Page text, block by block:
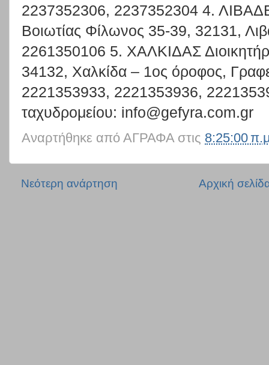
2237352306, 2237352304 4.
Βοιωτίας Φίλωνος 35-39, 32131,
2261350106 5. ΧΑΛΚΙΔΑΣ
34132, Χαλκίδα – 1ος όροφος,
2221353933, 2221353936,
ταχυδρομείου: info@gefyra.com.gr
Αναρτήθηκε από ΑΓΡΑΦΑ στις 8:25:00
Νεότερη ανάρτηση Αρχική